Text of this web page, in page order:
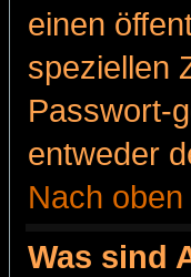
einen
speziellen
Passwort-
entweder
Nach oben
Was sind